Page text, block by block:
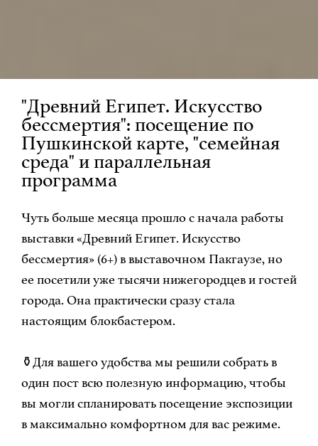
"Древний Египет. Искусство
бессмертия": посещение по
Пушкинской карте, "семейная
среда" и параллельная
программа
Чуть больше месяца прошло с начала работы
выставки «Древний Египет. Искусство
бессмертия» (6+) в выставочном Пакгаузе, но
ее посетили уже тысячи нижегородцев и гостей
города. Она практически сразу стала
настоящим блокбастером.
⚱Для вашего удобства мы решили собрать в
один пост всю полезную информацию, чтобы
вы могли спланировать посещение экспозиции
в максимально комфортном для вас режиме.